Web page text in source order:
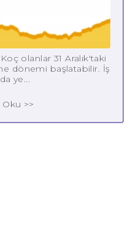
olanlar 31 Aralık'taki
dönemi başlatabilir. İş
ye...
Oku >>